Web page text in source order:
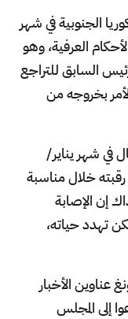
الجنوبية في شهر
العرفية، وهو
السابق للتراجع
بخروجه من
في شهر يناير/
رجل في رقبته خلال مناسبة
إن الإصابة
تهدد حياته،
عناوين الأخبار
إلى المجلس